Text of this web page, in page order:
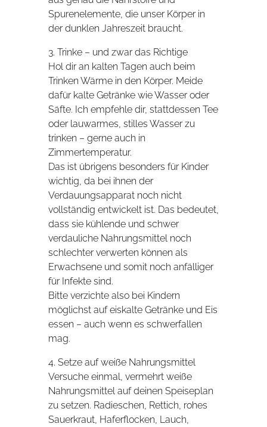
Spurenelemente, die unser Körper in
der dunklen Jahreszeit braucht.
3. Trinke – und zwar das Richtige
Hol dir an kalten Tagen auch beim
Trinken Wärme in den Körper. Meide
dafür kalte Getränke wie Wasser oder
Säfte. Ich empfehle dir, stattdessen Tee
oder lauwarmes, stilles Wasser zu
trinken – gerne auch in
Zimmertemperatur.
Das ist übrigens besonders für Kinder
wichtig, da bei ihnen der
Verdauungsapparat noch nicht
vollständig entwickelt ist. Das bedeutet,
dass sie kühlende und schwer
verdauliche Nahrungsmittel noch
schlechter verwerten können als
Erwachsene und somit noch anfälliger
für Infekte sind.
Bitte verzichte also bei Kindern
möglichst auf eiskalte Getränke und Eis
essen – auch wenn es schwerfallen
mag.
4. Setze auf weiße Nahrungsmittel
Versuche einmal, vermehrt weiße
Nahrungsmittel auf deinen Speiseplan
zu setzen. Radieschen, Rettich, rohes
Sauerkraut, Haferflocken, Lauch,